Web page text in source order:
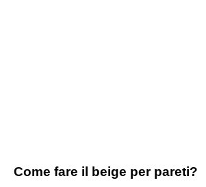
Come fare il beige per pareti?